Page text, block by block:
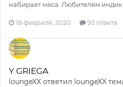
набирает мяса. Любителям
18 февраля, 2020 92 ответа
Y GRIEGA
loungeXX ответил loungeXX